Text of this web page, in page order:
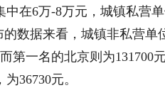
中在6万-8万元，城镇私营
数据来看，城镇非私营单
第一名的北京则为131700
36730元。